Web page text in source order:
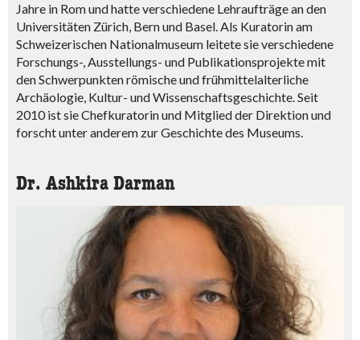
Jahre in Rom und hatte verschiedene Lehraufträge an den
Universitäten Zürich, Bern und Basel. Als Kuratorin am
Schweizerischen Nationalmuseum leitete sie verschiedene
Forschungs-, Ausstellungs- und Publikationsprojekte mit
den Schwerpunkten römische und frühmittelalterliche
Archäologie, Kultur- und Wissenschaftsgeschichte. Seit
2010 ist sie Chefkuratorin und Mitglied der Direktion und
forscht unter anderem zur Geschichte des Museums.
Dr. Ashkira Darman